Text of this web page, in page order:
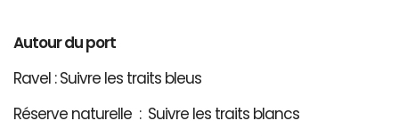
Autour du port
Ravel : Suivre les traits bleus
Réserve naturelle : Suivre les traits blancs